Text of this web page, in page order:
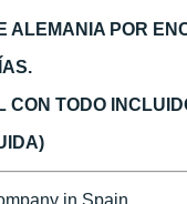
ALEMANIA POR
CON TODO
in Spain.